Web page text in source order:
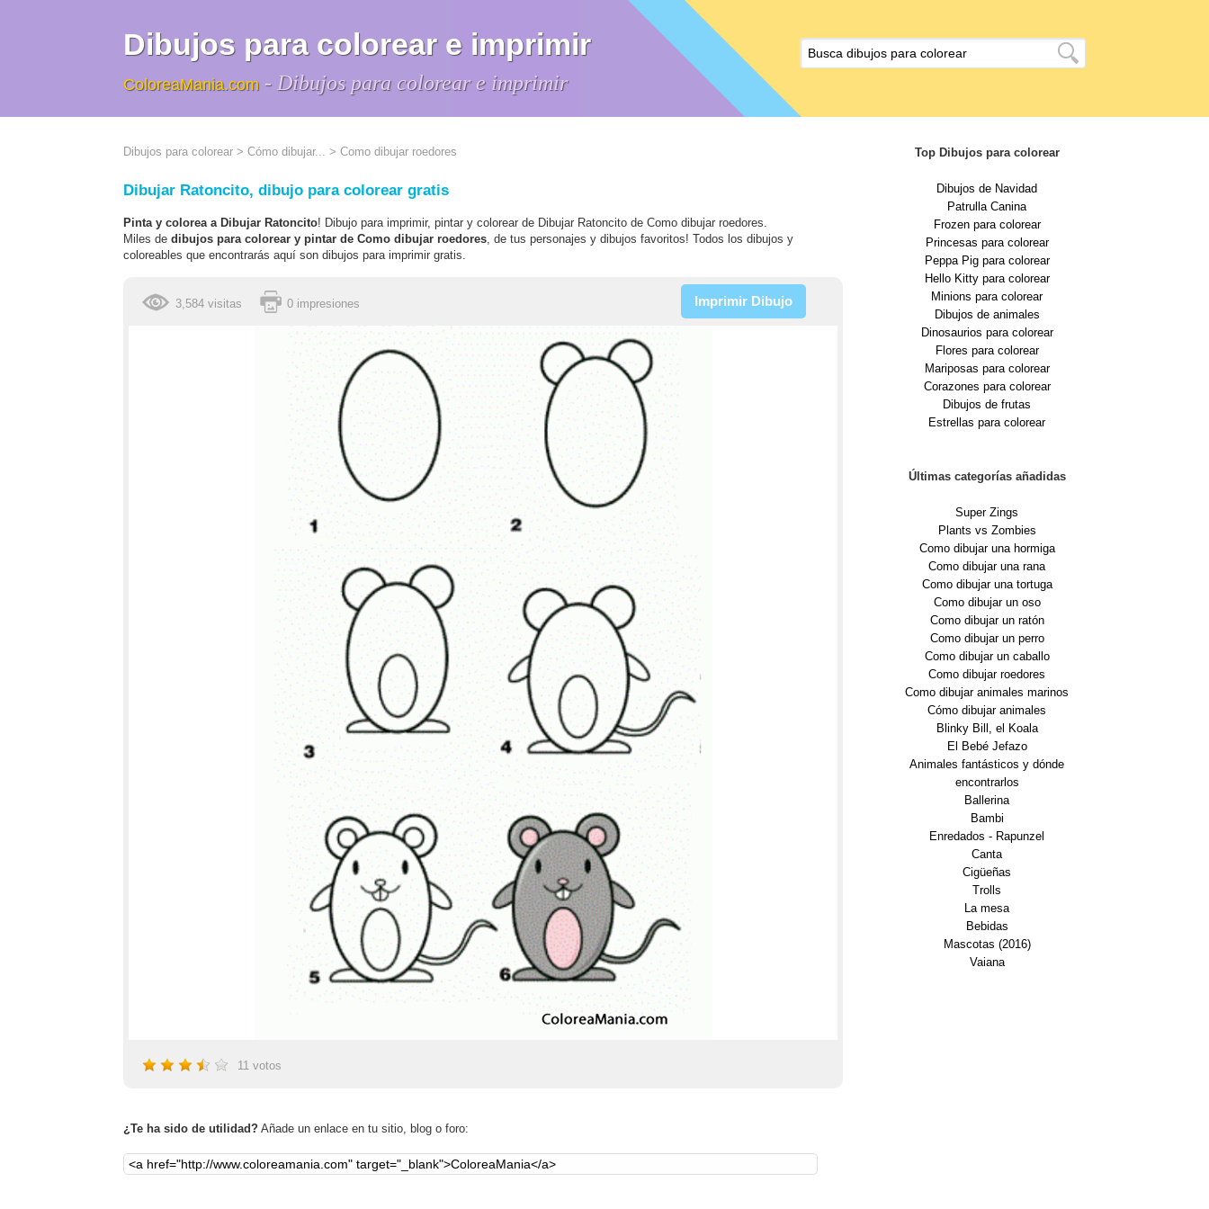
Dibujos para colorear e imprimir
ColoreaMania.com - Dibujos para colorear e imprimir
Dibujos para colorear > Cómo dibujar... > Como dibujar roedores
Dibujar Ratoncito, dibujo para colorear gratis
Pinta y colorea a Dibujar Ratoncito! Dibujo para imprimir, pintar y colorear de Dibujar Ratoncito de Como dibujar roedores.
Miles de dibujos para colorear y pintar de Como dibujar roedores, de tus personajes y dibujos favoritos! Todos los dibujos y
coloreables que encontrarás aquí son dibujos para imprimir gratis.
3,584 visitas 0 impresiones Imprimir Dibujo
11 votos
¿Te ha sido de utilidad? Añade un enlace en tu sitio, blog o foro:
Top Dibujos para colorear
Dibujos de Navidad
Patrulla Canina
Frozen para colorear
Princesas para colorear
Peppa Pig para colorear
Hello Kitty para colorear
Minions para colorear
Dibujos de animales
Dinosaurios para colorear
Flores para colorear
Mariposas para colorear
Corazones para colorear
Dibujos de frutas
Estrellas para colorear
Últimas categorías añadidas
Super Zings
Plants vs Zombies
Como dibujar una hormiga
Como dibujar una rana
Como dibujar una tortuga
Como dibujar un oso
Como dibujar un ratón
Como dibujar un perro
Como dibujar un caballo
Como dibujar roedores
Como dibujar animales marinos
Cómo dibujar animales
Blinky Bill, el Koala
El Bebé Jefazo
Animales fantásticos y dónde
encontrarlos
Ballerina
Bambi
Enredados - Rapunzel
Canta
Cigüeñas
Trolls
La mesa
Bebidas
Mascotas (2016)
Vaiana